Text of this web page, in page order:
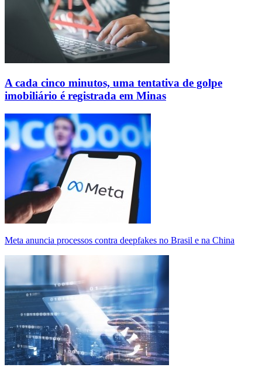
A cada cinco minutos, uma tentativa de golpe
imobiliário é registrada em Minas
Meta anuncia processos contra deepfakes no Brasil e na China